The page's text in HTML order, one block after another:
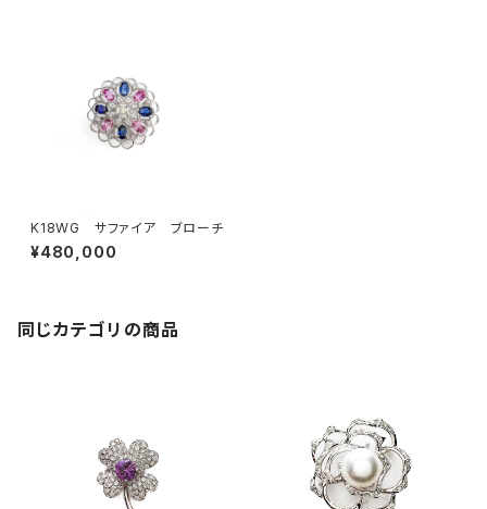
K18WG サファイア ブローチ
¥480,000
同じカテゴリの商品